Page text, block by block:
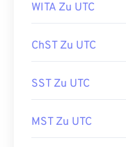
WITA Zu UTC
ChST Zu UTC
SST Zu UTC
MST Zu UTC